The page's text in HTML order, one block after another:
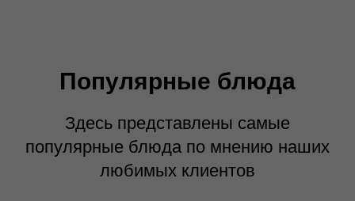
Популярные блюда
Здесь представлены самые
популярные блюда по мнению наших
любимых клиентов